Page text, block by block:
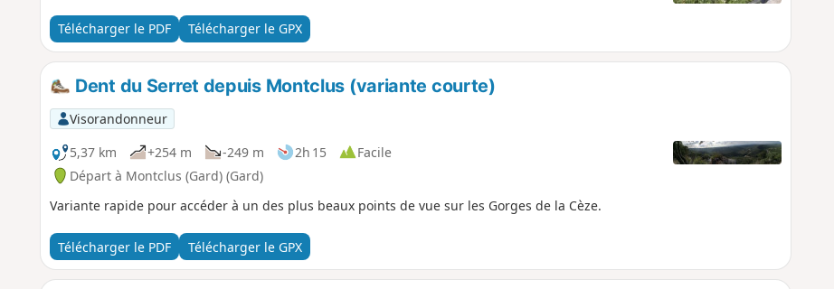
Télécharger le PDF Télécharger le GPX
Dent du Serret depuis Montclus (variante courte)
Visorandonneur
5,37 km
+254 m -249 m 2h 15
Facile
Départ à Montclus (Gard) (Gard)
Variante rapide pour accéder à un des plus beaux points de vue sur les Gorges de la Cèze.
Télécharger le PDF Télécharger le GPX